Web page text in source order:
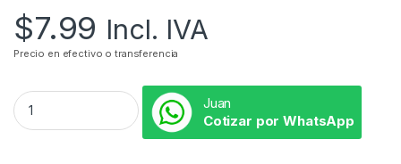
$7.99 Incl. IVA
Precio en efectivo o transferencia
Juan
Cotizar por WhatsApp